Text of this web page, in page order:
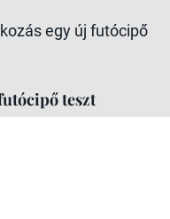
egy új futócipő
teszt